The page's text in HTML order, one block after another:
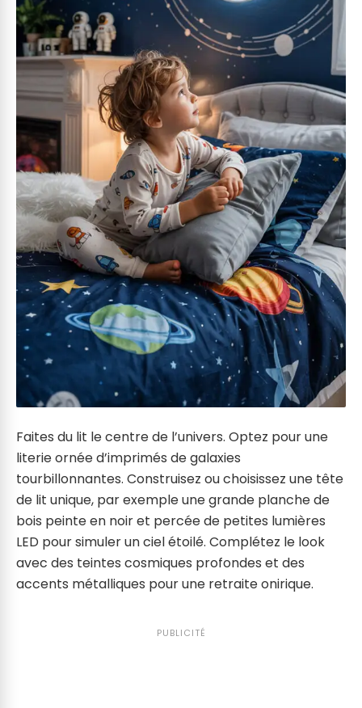
Faites du lit le centre de l’univers. Optez pour une
literie ornée d’imprimés de galaxies
tourbillonnantes. Construisez ou choisissez une tête
de lit unique, par exemple une grande planche de
bois peinte en noir et percée de petites lumières
LED pour simuler un ciel étoilé. Complétez le look
avec des teintes cosmiques profondes et des
accents métalliques pour une retraite onirique.
PUBLICITÉ